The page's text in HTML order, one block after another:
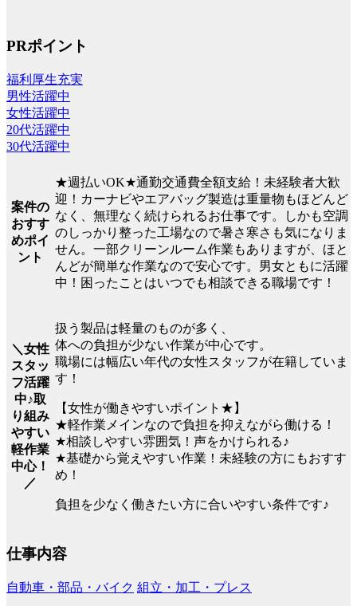
PRポイント
福利厚生充実
男性活躍中
女性活躍中
20代活躍中
30代活躍中
案件の
おすす
めポイ
ント
★週払いOK★通勤交通費全額支給！未経験者大歓
迎！カーナビやエアバッグ製造は重量物もほどんど
なく、無理なく続けられるお仕事です。しかも空調
のしっかり整った工場なので暑さ寒さも気になりま
せん。一部クリーンルーム作業もありますが、ほと
んどが簡単な作業なので安心です。男女ともに活躍
中！困ったことはいつでも相談できる職場です！
＼女性
スタッ
フ活躍
中♪取
り組み
やすい
軽作業
中心！
／
扱う製品は軽量のものが多く、
体への負担が少ない作業が中心です。
職場には幅広い年代の女性スタッフが在籍していま
す！
【女性が働きやすいポイント★】
★軽作業メインなので負担を抑えながら働ける！
★相談しやすい雰囲気！声をかけられる♪
★基礎から覚えやすい作業！未経験の方にもおすす
め！
負担を少なく働きたい方に合いやすい条件です♪
仕事内容
自動車・部品・バイク 組立・加工・プレス